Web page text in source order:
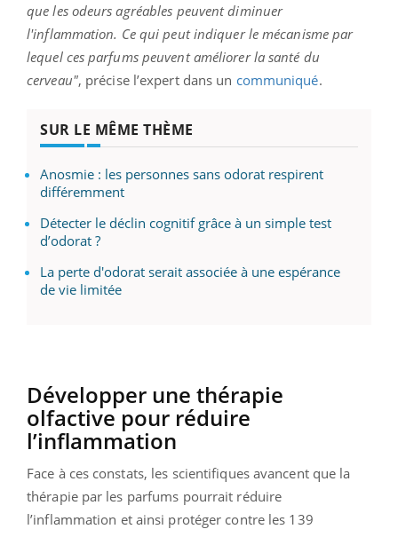
que les odeurs agréables peuvent diminuer
l'inflammation. Ce qui peut indiquer le mécanisme par
lequel ces parfums peuvent améliorer la santé du
cerveau", précise l’expert dans un communiqué.
SUR LE MÊME THÈME
Anosmie : les personnes sans odorat respirent
différemment
Détecter le déclin cognitif grâce à un simple test
d’odorat ?
La perte d'odorat serait associée à une espérance
de vie limitée
Développer une thérapie
olfactive pour réduire
l’inflammation
Face à ces constats, les scientifiques avancent que la
thérapie par les parfums pourrait réduire
l’inflammation et ainsi protéger contre les 139